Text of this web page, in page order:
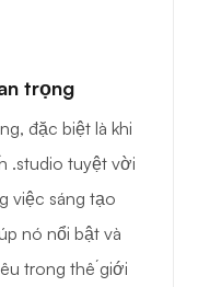
trọng
đặc biệt là khi
.studio tuyệt vời
việc sáng tạo
nó nổi bật và
trong thế giới